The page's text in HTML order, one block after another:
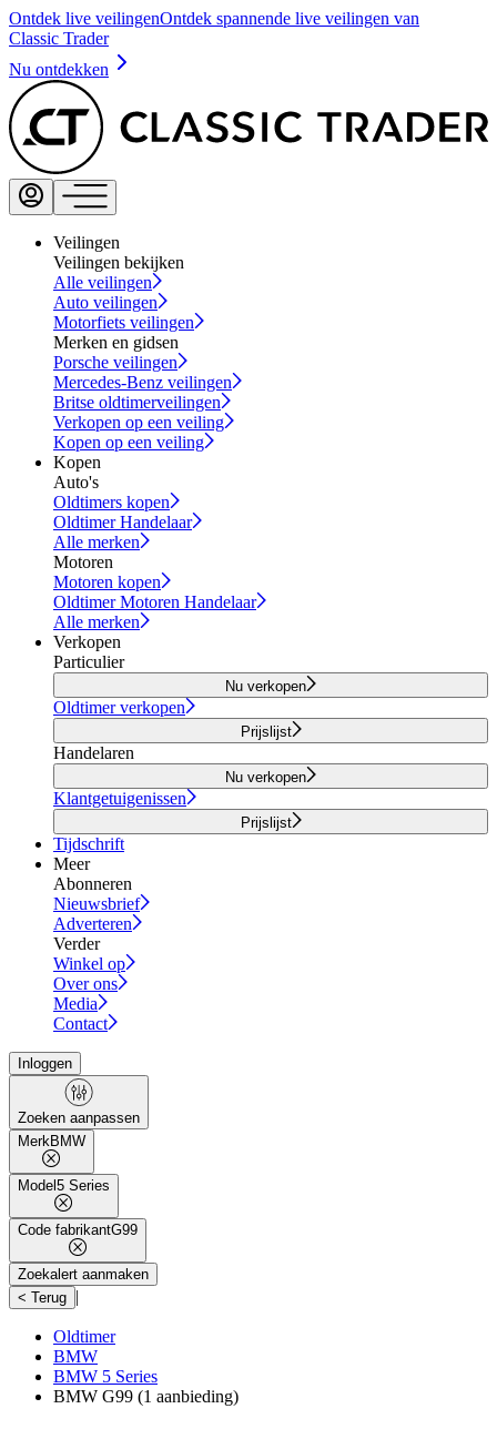
Ontdek live veilingenOntdek spannende live veilingen van
Classic Trader
Nu ontdekken
Veilingen
Veilingen bekijken
Alle veilingen
Auto veilingen
Motorfiets veilingen
Merken en gidsen
Porsche veilingen
Mercedes-Benz veilingen
Britse oldtimerveilingen
Verkopen op een veiling
Kopen op een veiling
Kopen
Auto's
Oldtimers kopen
Oldtimer Handelaar
Alle merken
Motoren
Motoren kopen
Oldtimer Motoren Handelaar
Alle merken
Verkopen
Particulier
Nu verkopen
Oldtimer verkopen
Prijslijst
Handelaren
Nu verkopen
Klantgetuigenissen
Prijslijst
Tijdschrift
Meer
Abonneren
Nieuwsbrief
Adverteren
Verder
Winkel op
Over ons
Media
Contact
Inloggen
Zoeken aanpassen
MerkBMW
Model 5 Series
Code fabrikantG99
Zoekalert aanmaken
< Terug |
Oldtimer
BMW
BMW 5 Series
BMW G99 (1 aanbieding)